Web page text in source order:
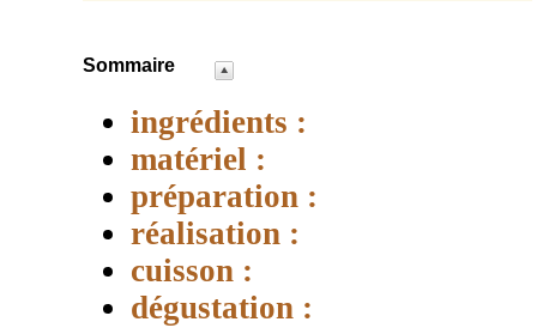
Sommaire
ingrédients :
matériel :
préparation :
réalisation :
cuisson :
dégustation :